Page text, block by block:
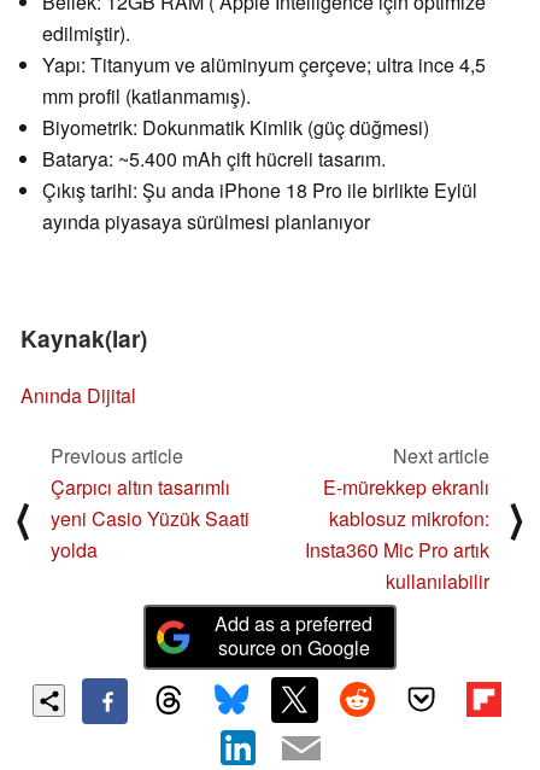
edilmiştir).
Yapı: Titanyum ve alüminyum çerçeve; ultra ince 4,5
mm profil (katlanmamış).
Biyometrik: Dokunmatik Kimlik (güç düğmesi)
Batarya: ~5.400 mAh çift hücreli tasarım.
Çıkış tarihi: Şu anda iPhone 18 Pro ile birlikte Eylül
ayında piyasaya sürülmesi planlanıyor
Kaynak(lar)
Anında Dijital
⟨
Previous article
Çarpıcı altın tasarımlı
yeni Casio Yüzük Saati
yolda
Next article
E-mürekkep ekranlı
kablosuz mikrofon:
Insta360 Mic Pro artık
kullanılabilir
⟩
Add as a preferred
source on Google